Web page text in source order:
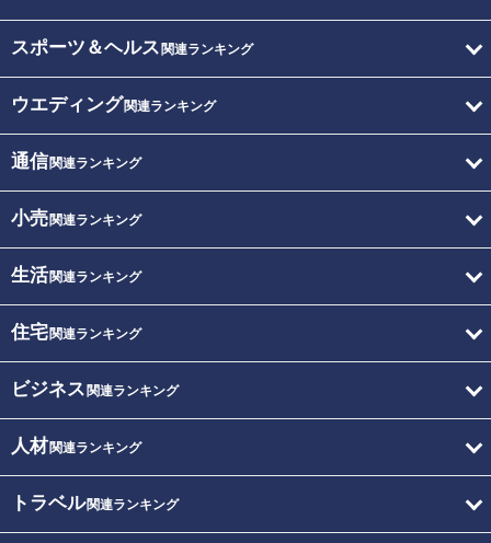
スポーツ＆ヘルス 関連ランキング
ウエディング関連ランキング
通信関連ランキング
小売関連ランキング
生活関連ランキング
住宅関連ランキング
ビジネス 関連ランキング
人材関連ランキング
トラベル関連ランキング